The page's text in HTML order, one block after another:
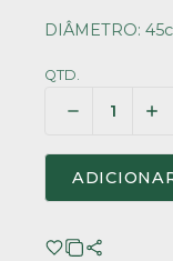
DIÂMETRO:
QTD.